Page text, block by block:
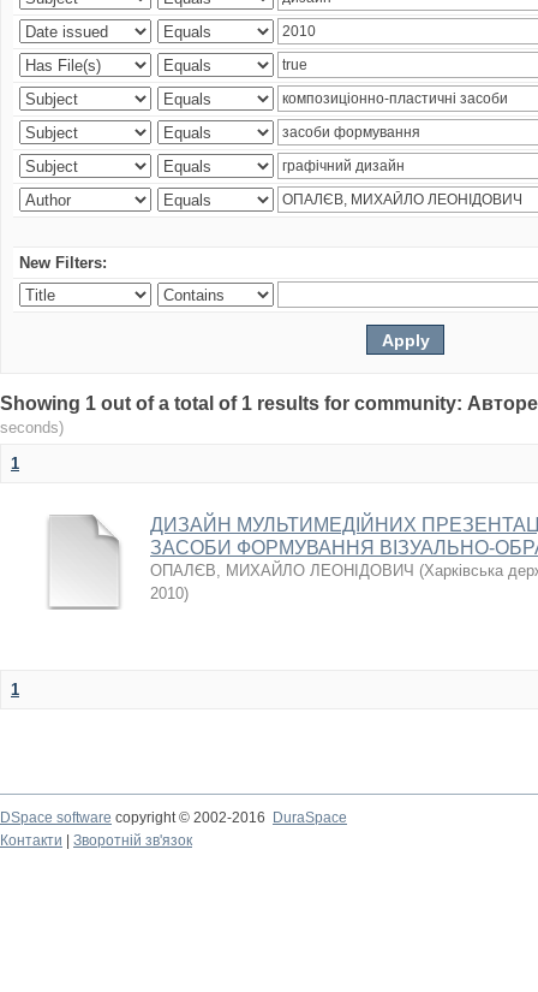
New Filters:
Showing 1 out of a total of 1 results for community:
seconds)
1
ДИЗАЙН МУЛЬТИМЕДІЙНИХ
ЗАСОБИ ФОРМУВАННЯ ВІЗУАЛЬНО-
ОПАЛЄВ, МИХАЙЛО ЛЕОНІДОВИЧ (Харківська
2010)
1
DSpace software copyright © 2002-2016
DuraSpace
Контакти
Зворотній зв'язок